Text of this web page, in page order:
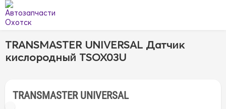
TRANSMASTER UNIVERSAL Датчик
кислородный TSOX03U
TRANSMASTER UNIVERSAL